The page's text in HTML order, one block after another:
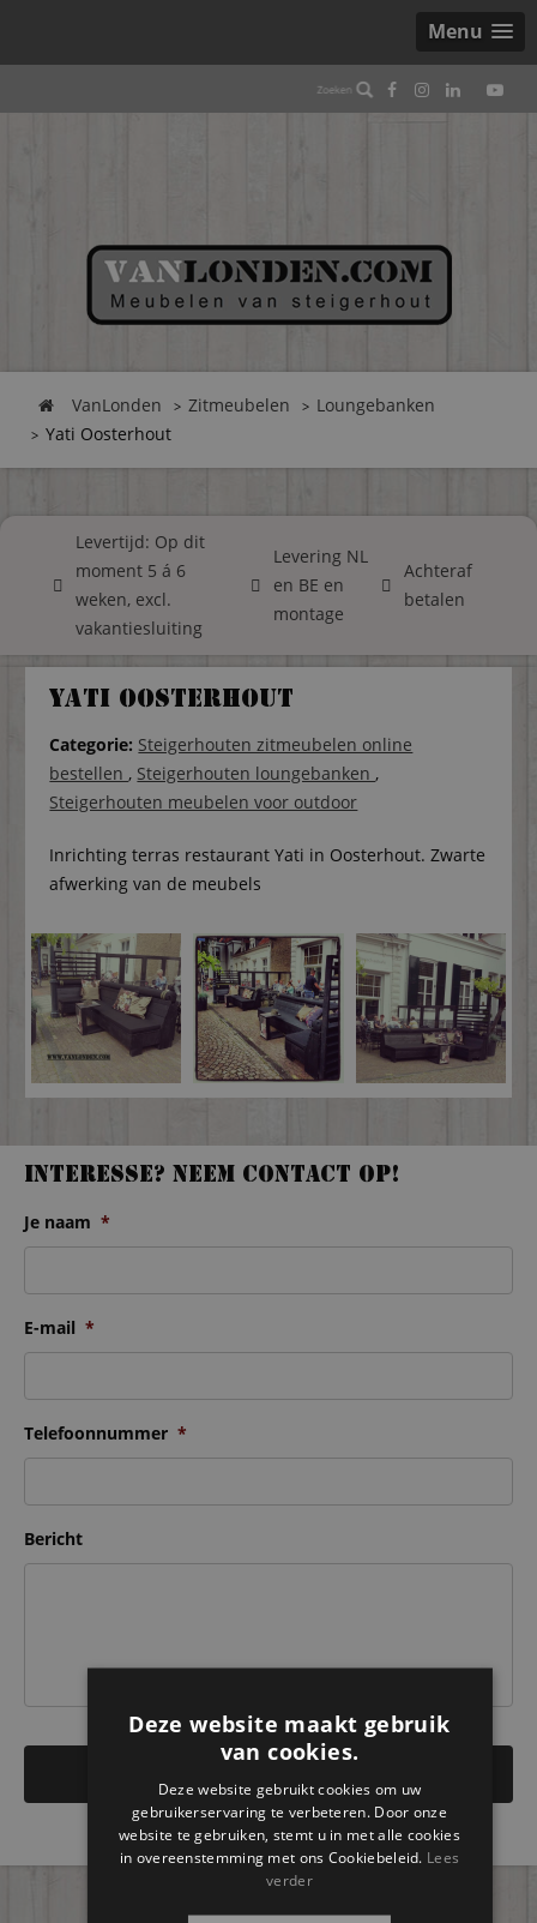
Menu
VanLonden Zitmeubelen
Loungebanken
Yati Oosterhout
Levertijd: Op dit
moment 5 á 6
weken, excl.
vakantiesluiting
Levering NL
en BE en
montage
Achteraf
betalen
Yati Oosterhout
Categorie: Steigerhouten zitmeubelen online
bestellen , Steigerhouten loungebanken ,
Steigerhouten meubelen voor outdoor
Inrichting terras restaurant Yati in Oosterhout. Zwarte
afwerking van de meubels
Interesse? Neem contact op!
Je naam *
E-mail *
Telefoonnummer *
Bericht
Deze website maakt gebruik
van cookies.
Deze website gebruikt cookies om uw
gebruikerservaring te verbeteren. Door onze
website te gebruiken, stemt u in met alle cookies
in overeenstemming met ons Cookiebeleid. Lees
verder